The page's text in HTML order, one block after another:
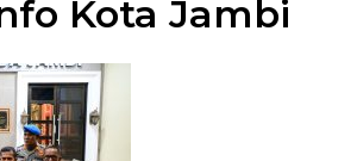
Kota Jambi